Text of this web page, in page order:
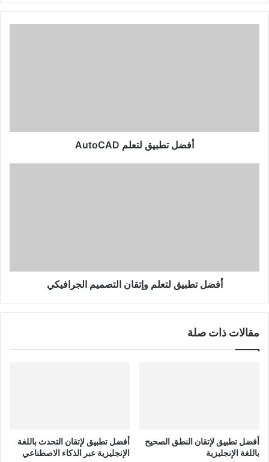
أفضل تطبيق لتعلم AutoCAD
أفضل تطبيق لتعلم وإتقان التصميم الجرافيكي
مقالات ذات صلة
أفضل تطبيق لإتقان النطق الصحيح
باللغة الإنجليزية
أفضل تطبيق لإتقان التحدث باللغة
الإنجليزية عبر الذكاء الاصطناعي